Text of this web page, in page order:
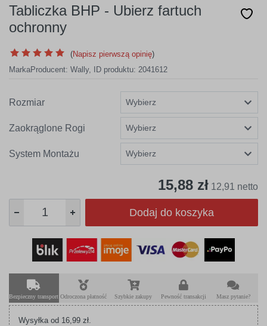
Tabliczka BHP - Ubierz fartuch
ochronny
(Napisz pierwszą opinię)
MarkaProducent: Wally, ID produktu: 2041612
Rozmiar
Zaokrąglone Rogi
System Montażu
15,88 zł 12,91 netto
Dodaj do koszyka
Bezpieczny transport Odroczona płatność Szybkie zakupy Pewność transakcji Masz pytanie?
Wysyłka od 16,99 zł.